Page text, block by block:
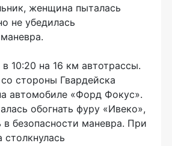
женщина пыталась
не убедилась
10:20 на 16 км автотрассы.
стороны Гвардейска
автомобиле «Форд Фокус».
обогнать фуру «Ивеко»,
в безопасности маневра. При